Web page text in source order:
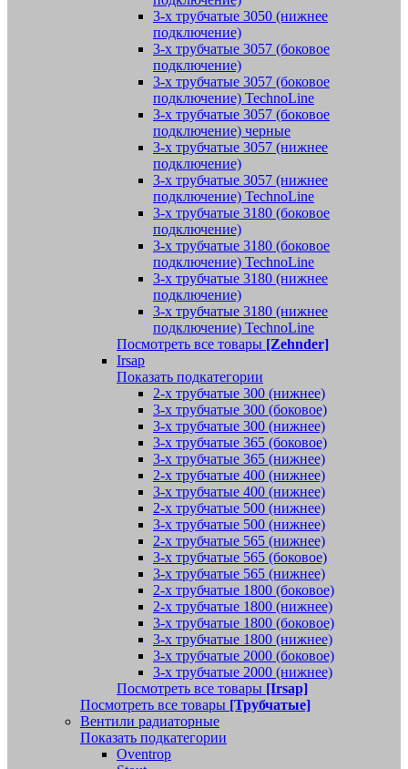
3-х трубчатые 3050 (нижнее
подключение)
3-х трубчатые 3057 (боковое
подключение)
3-х трубчатые 3057 (боковое
подключение) TechnoLine
3-х трубчатые 3057 (боковое
подключение) черные
3-х трубчатые 3057 (нижнее
подключение)
3-х трубчатые 3057 (нижнее
подключение) TechnoLine
3-х трубчатые 3180 (боковое
подключение)
3-х трубчатые 3180 (боковое
подключение) TechnoLine
3-х трубчатые 3180 (нижнее
подключение)
3-х трубчатые 3180 (нижнее
подключение) TechnoLine
Посмотреть все товары [Zehnder]
Irsap
Показать подкатегории
2-х трубчатые 300 (нижнее)
3-х трубчатые 300 (боковое)
3-х трубчатые 300 (нижнее)
3-х трубчатые 365 (боковое)
3-х трубчатые 365 (нижнее)
2-х трубчатые 400 (нижнее)
3-х трубчатые 400 (нижнее)
2-х трубчатые 500 (нижнее)
3-х трубчатые 500 (нижнее)
2-х трубчатые 565 (нижнее)
3-х трубчатые 565 (боковое)
3-х трубчатые 565 (нижнее)
2-х трубчатые 1800 (боковое)
2-х трубчатые 1800 (нижнее)
3-х трубчатые 1800 (боковое)
3-х трубчатые 1800 (нижнее)
3-х трубчатые 2000 (боковое)
3-х трубчатые 2000 (нижнее)
Посмотреть все товары [Irsap]
Посмотреть все товары [Трубчатые]
Вентили радиаторные
Показать подкатегории
Oventrop